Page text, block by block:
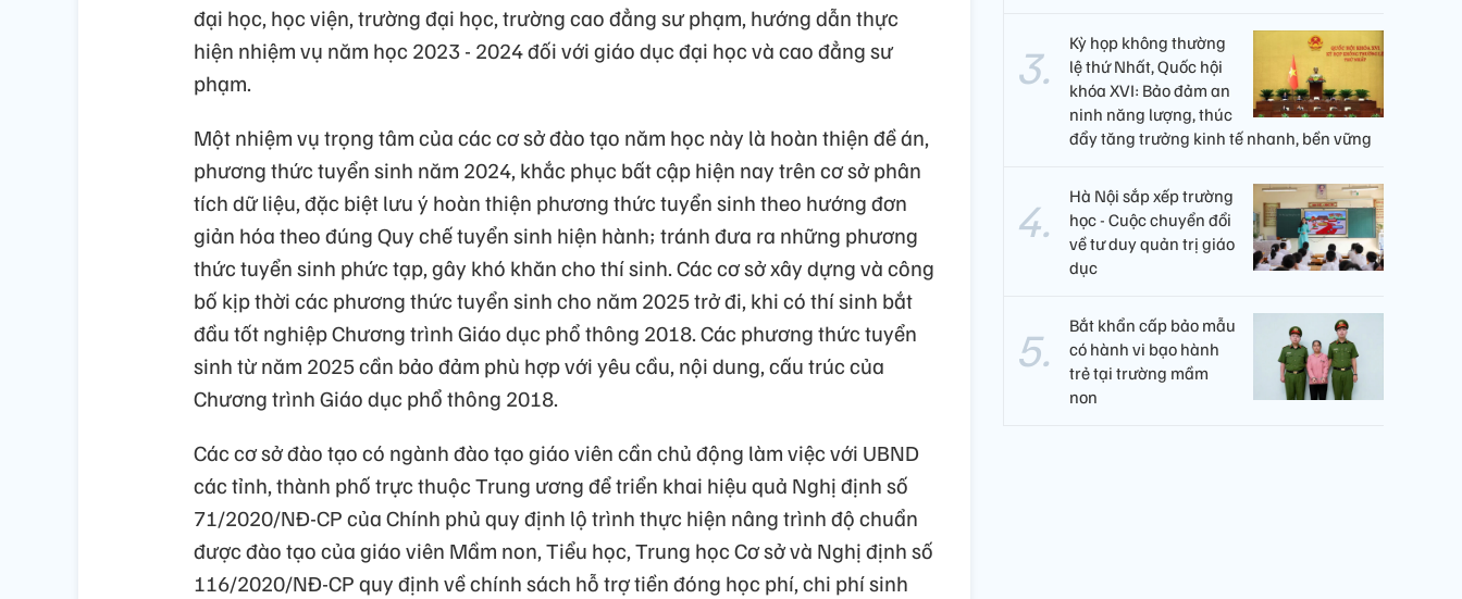
đại học, học viện, trường đại học, trường cao đẳng sư phạm, hướng dẫn thực
hiện nhiệm vụ năm học 2023 - 2024 đối với giáo dục đại học và cao đẳng sư
phạm.
Một nhiệm vụ trọng tâm của các cơ sở đào tạo năm học này là hoàn thiện đề án,
phương thức tuyển sinh năm 2024, khắc phục bất cập hiện nay trên cơ sở phân
tích dữ liệu, đặc biệt lưu ý hoàn thiện phương thức tuyển sinh theo hướng đơn
giản hóa theo đúng Quy chế tuyển sinh hiện hành; tránh đưa ra những phương
thức tuyển sinh phức tạp, gây khó khăn cho thí sinh. Các cơ sở xây dựng và công
bố kịp thời các phương thức tuyển sinh cho năm 2025 trở đi, khi có thí sinh bắt
đầu tốt nghiệp Chương trình Giáo dục phổ thông 2018. Các phương thức tuyển
sinh từ năm 2025 cần bảo đảm phù hợp với yêu cầu, nội dung, cấu trúc của
Chương trình Giáo dục phổ thông 2018.
Các cơ sở đào tạo có ngành đào tạo giáo viên cần chủ động làm việc với UBND
các tỉnh, thành phố trực thuộc Trung ương để triển khai hiệu quả Nghị định số
71/2020/NĐ-CP của Chính phủ quy định lộ trình thực hiện nâng trình độ chuẩn
được đào tạo của giáo viên Mầm non, Tiểu học, Trung học Cơ sở và Nghị định số
116/2020/NĐ-CP quy định về chính sách hỗ trợ tiền đóng học phí, chi phí sinh
Kỳ họp không thường
lệ thứ Nhất, Quốc hội
khóa XVI: Bảo đảm an
ninh năng lượng, thúc
đẩy tăng trưởng kinh tế nhanh, bền vững
Hà Nội sắp xếp trường
học - Cuộc chuyển đổi
về tư duy quản trị giáo
dục
Bắt khẩn cấp bảo mẫu
có hành vi bạo hành
trẻ tại trường mầm
non